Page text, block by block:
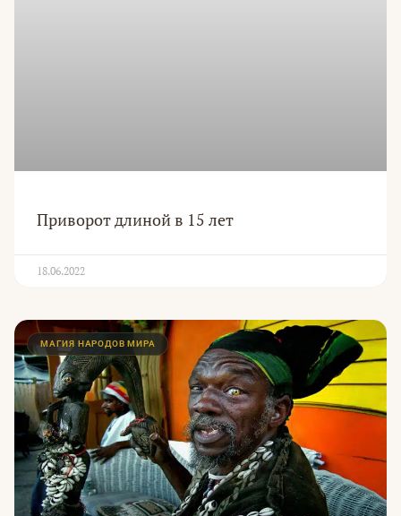
Приворот длиной в 15 лет
18.06.2022
МАГИЯ НАРОДОВ МИРА